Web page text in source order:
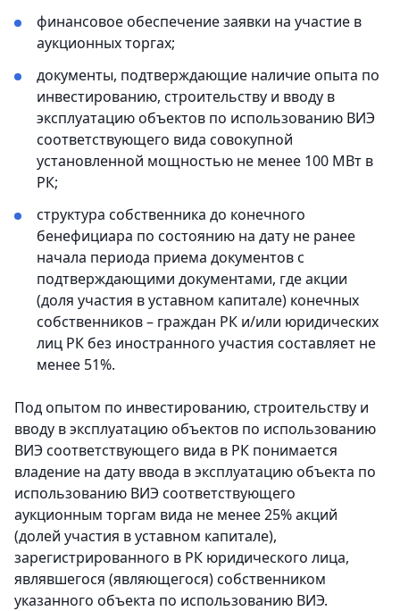
финансовое обеспечение заявки на участие в
аукционных торгах;
документы, подтверждающие наличие опыта по
инвестированию, строительству и вводу в
эксплуатацию объектов по использованию ВИЭ
соответствующего вида совокупной
установленной мощностью не менее 100 МВт в
РК;
структура собственника до конечного
бенефициара по состоянию на дату не ранее
начала периода приема документов с
подтверждающими документами, где акции
(доля участия в уставном капитале) конечных
собственников – граждан РК и/или юридических
лиц РК без иностранного участия составляет не
менее 51%.
Под опытом по инвестированию, строительству и
вводу в эксплуатацию объектов по использованию
ВИЭ соответствующего вида в РК понимается
владение на дату ввода в эксплуатацию объекта по
использованию ВИЭ соответствующего
аукционным торгам вида не менее 25% акций
(долей участия в уставном капитале),
зарегистрированного в РК юридического лица,
являвшегося (являющегося) собственником
указанного объекта по использованию ВИЭ.